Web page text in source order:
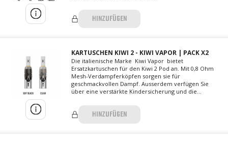
HINZUFÜGEN
KARTUSCHEN KIWI 2 - KIWI VAPOR | PACK X2
Die italienische Marke Kiwi Vapor bietet
Ersatzkartuschen für den Kiwi 2 Pod an. Mit 0,8 Ohm
Mesh-Verdampferköpfen sorgen sie für
geschmackvollen Dampf. Ausserdem verfügen Sie
über eine verstärkte Kindersicherung und die...
HINZUFÜGEN